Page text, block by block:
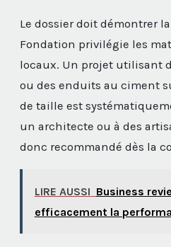
Le dossier doit démontrer
Fondation privilégie les
locaux. Un projet utilisant
ou des enduits au ciment
de taille est
un architecte ou à des
donc recommandé dès la
LIRE AUSSI Business
efficacement la